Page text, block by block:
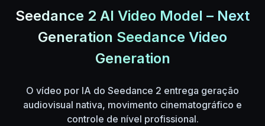
Seedance 2 AI Video Model – Next
Generation Seedance Video
Generation
O vídeo por IA do Seedance 2 entrega geração
audiovisual nativa, movimento cinematográfico e
controle de nível profissional.